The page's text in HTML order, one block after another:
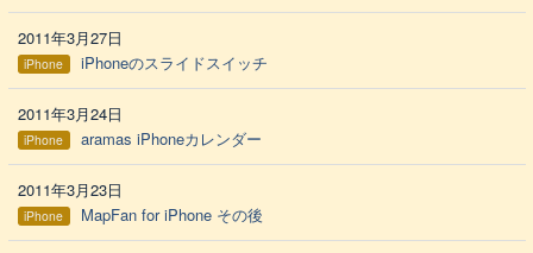
2011年3月27日
iPhone iPhoneのスライドスイッチ
2011年3月24日
iPhone aramas iPhoneカレンダー
2011年3月23日
iPhone MapFan for iPhone その後